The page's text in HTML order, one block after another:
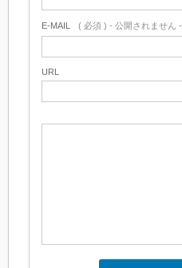
E-MAIL ( 必須 ) - 公開されません -
URL